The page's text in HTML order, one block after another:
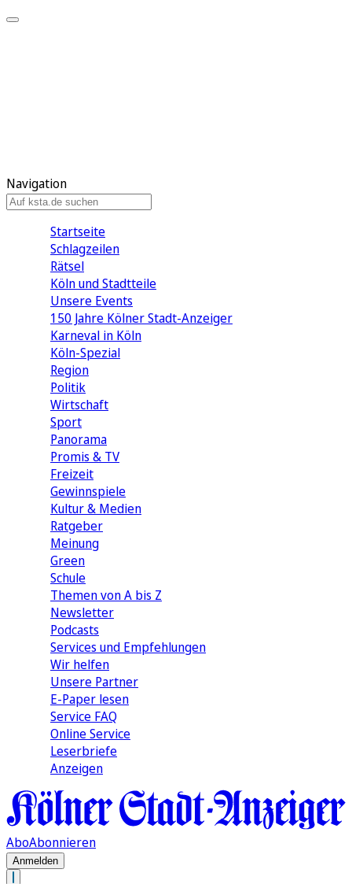
Navigation
Startseite
Schlagzeilen
Rätsel
Köln und Stadtteile
Unsere Events
150 Jahre Kölner Stadt-Anzeiger
Karneval in Köln
Köln-Spezial
Region
Politik
Wirtschaft
Sport
Panorama
Promis & TV
Freizeit
Gewinnspiele
Kultur & Medien
Ratgeber
Meinung
Green
Schule
Themen von A bis Z
Newsletter
Podcasts
Services und Empfehlungen
Wir helfen
Unsere Partner
E-Paper lesen
Service FAQ
Online Service
Leserbriefe
Anzeigen
AboAbonnieren
Anmelden